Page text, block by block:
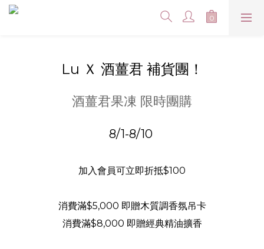
Lu Ｘ 酒薑君 補貨團！
酒薑君果凍 限時團購
8/1-8/10
加入會員可立即折抵$100
消費滿$5,000 即贈木質調香氛吊卡
消費滿$8,000 即贈經典精油擴香